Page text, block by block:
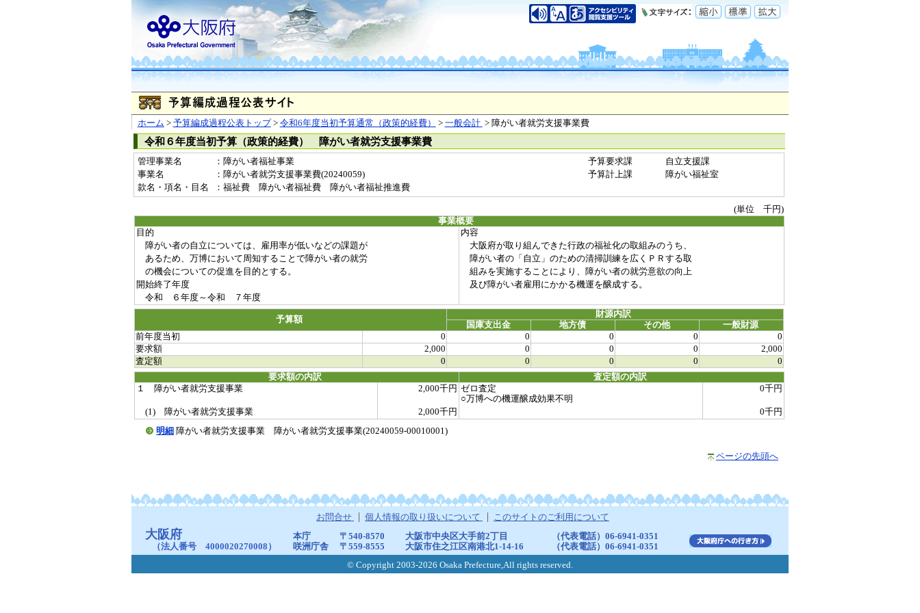
ホーム > 予算編成過程公表トップ> 令和6年度当初予算通常（政策的経費） > 一般会計 > 障がい者就労支援事業費
令和６年度当初予算（政策的経費） 障がい者就労支援事業費
管理事業名 ：障がい者福祉事業 予算要求課
自立支援課
事業名
：障がい者就労支援事業費(20240059) 予算計上課
障がい福祉室
款名・項名・目名
：福祉費 障がい者福祉費 障がい者福祉推進費
(単位 千円)
事業概要
目的
内容
障がい者の自立については、雇用率が低いなどの課題が
大阪府が取り組んできた行政の福祉化の取組みのうち、
あるため、万博において周知することで障がい者の就労
障がい者の「自立」のための清掃訓練を広くＰＲする取
の機会についての促進を目的とする。
組みを実施することにより、障がい者の就労意欲の向上
開始終了年度
及び障がい者雇用にかかる機運を醸成する。
令和 ６年度～令和 ７年度
予算額
財源内訳
国庫支出金
地方債 その他
一般財源
前年度当初
0 0 0 0
0
要求額
2,000 0 0 0
2,000
査定額
0 0 0 0
0
要求額の内訳
査定額の内訳
１ 障がい者就労支援事業
2,000千円 ゼロ査定
○万博への機運醸成効果不明
0千円
(1) 障がい者就労支援事業 2,000千円
0千円
明細 障がい者就労支援事業 障がい者就労支援事業(20240059-00010001)
ページの先頭へ
お問合せ 個人情報の取り扱いについて このサイトのご利用について
大阪府
（法人番号 4000020270008）
本庁 〒540-8570 大阪市中央区大手前2丁目
（代表電話）06-6941-0351
咲洲庁舎
〒559-8555 大阪市住之江区南港北1-14-16
（代表電話）06-6941-0351
© Copyright 2003-2026 Osaka Prefecture,All rights reserved.